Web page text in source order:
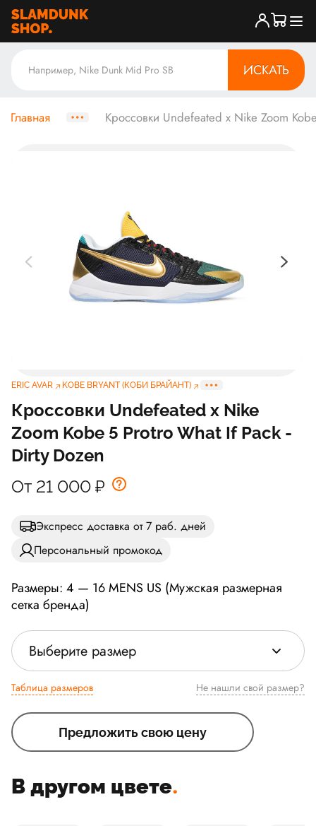
ИСКАТЬ
Главная Кроссовки Undefeated x Nike Zoom
ERIC AVAR KOBE BRYANT (КОБИ БРАЙАНТ)
Кроссовки Undefeated x Nike
Zoom Kobe 5 Protro What If Pack -
Dirty Dozen
От 21 000 ₽
Экспресс доставка от 7 раб. дней
Персональный промокод
Размеры: 4 — 16 MENS US (Мужская размерная
сетка бренда)
Выберите размер
Таблица размеров Не нашли свой размер?
Предложить свою цену
В другом цвете.